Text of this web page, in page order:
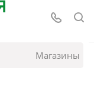
Магазины